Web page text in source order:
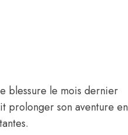
blessure le mois dernier
prolonger son aventure en